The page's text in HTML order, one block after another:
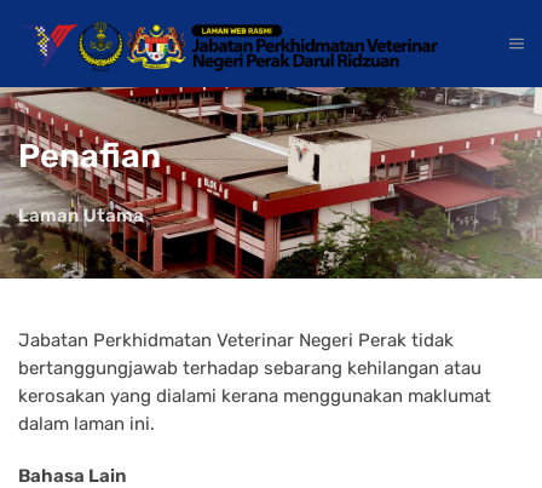
Penafian
Laman Utama
Jabatan Perkhidmatan Veterinar Negeri Perak tidak
bertanggungjawab terhadap sebarang kehilangan atau
kerosakan yang dialami kerana menggunakan maklumat
dalam laman ini.
Bahasa Lain